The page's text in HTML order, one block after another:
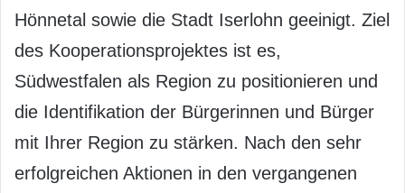
Hönnetal sowie die Stadt Iserlohn geeinigt. Ziel
des Kooperationsprojektes ist es,
Südwestfalen als Region zu positionieren und
die Identifikation der Bürgerinnen und Bürger
mit Ihrer Region zu stärken. Nach den sehr
erfolgreichen Aktionen in den vergangenen